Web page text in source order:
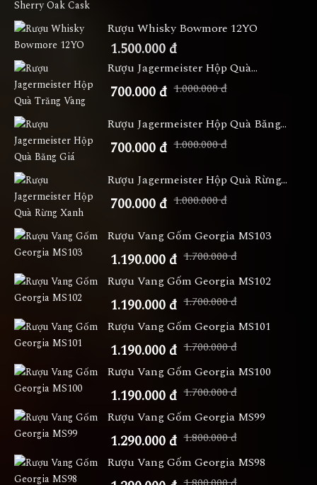
Rượu Whisky Bowmore 12YO
1.500.000 đ
Rượu Jagermeister Hộp Quà...
700.000 đ 1.000.000 đ
Rượu Jagermeister Hộp Quà Băng...
700.000 đ 1.000.000 đ
Rượu Jagermeister Hộp Quà Rừng...
700.000 đ 1.000.000 đ
Rượu Vang Gốm Georgia MS103
1.190.000 đ 1.700.000 đ
Rượu Vang Gốm Georgia MS102
1.190.000 đ 1.700.000 đ
Rượu Vang Gốm Georgia MS101
1.190.000 đ 1.700.000 đ
Rượu Vang Gốm Georgia MS100
1.190.000 đ 1.700.000 đ
Rượu Vang Gốm Georgia MS99
1.290.000 đ 1.800.000 đ
Rượu Vang Gốm Georgia MS98